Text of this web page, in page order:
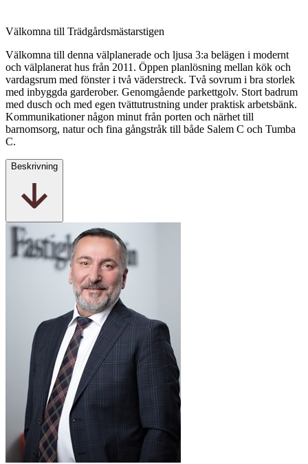
Välkomna till Trädgårdsmästarstigen
Välkomna till denna välplanerade och ljusa 3:a belägen i modernt
och välplanerat hus från 2011. Öppen planlösning mellan kök och
vardagsrum med fönster i två väderstreck. Två sovrum i bra storlek
med inbyggda garderober. Genomgående parkettgolv. Stort badrum
med dusch och med egen tvättutrustning under praktisk arbetsbänk.
Kommunikationer någon minut från porten och närhet till
barnomsorg, natur och fina gångstråk till både Salem C och Tumba
C.
Beskrivning